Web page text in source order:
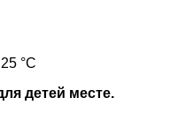
°C
детей месте.